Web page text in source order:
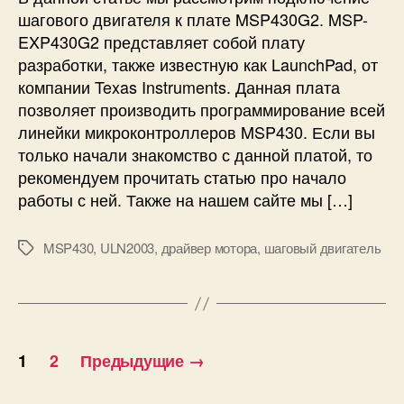
ю
ч
н
и
е
ш
а
г
о
г
шагового двигателя к плате MSP430G2. MSP-
EXP430G2 представляет собой плату
разработки, также известную как LaunchPad, от
компании Texas Instruments. Данная плата
позволяет производить программирование всей
линейки микроконтроллеров MSP430. Если вы
только начали знакомство с данной платой, то
рекомендуем прочитать статью про начало
работы с ней. Также на нашем сайте мы […]
М
к
MSP430, ULN2003, драйвер мотора, шаговый двигатель
П
1 2 Предыдущие →